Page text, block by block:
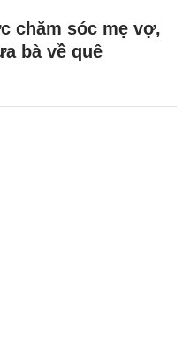
chăm sóc mẹ vợ,
bà về quê